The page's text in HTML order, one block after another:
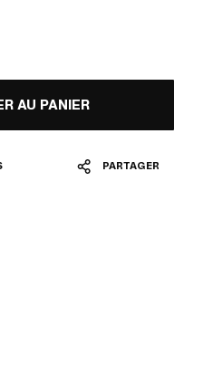
AU PANIER
PARTAGER